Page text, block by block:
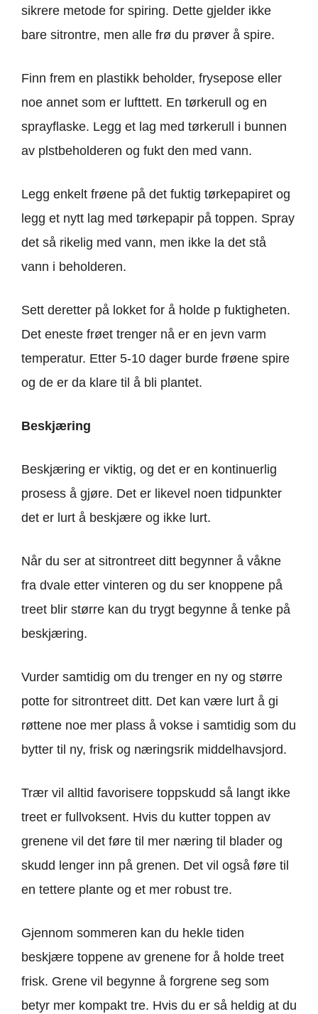
sikrere metode for spiring. Dette gjelder ikke
bare sitrontre, men alle frø du prøver å spire.
Finn frem en plastikk beholder, frysepose eller
noe annet som er lufttett. En tørkerull og en
sprayflaske. Legg et lag med tørkerull i bunnen
av plstbeholderen og fukt den med vann.
Legg enkelt frøene på det fuktig tørkepapiret og
legg et nytt lag med tørkepapir på toppen. Spray
det så rikelig med vann, men ikke la det stå
vann i beholderen.
Sett deretter på lokket for å holde p fuktigheten.
Det eneste frøet trenger nå er en jevn varm
temperatur. Etter 5-10 dager burde frøene spire
og de er da klare til å bli plantet.
Beskjæring
Beskjæring er viktig, og det er en kontinuerlig
prosess å gjøre. Det er likevel noen tidpunkter
det er lurt å beskjære og ikke lurt.
Når du ser at sitrontreet ditt begynner å våkne
fra dvale etter vinteren og du ser knoppene på
treet blir større kan du trygt begynne å tenke på
beskjæring.
Vurder samtidig om du trenger en ny og større
potte for sitrontreet ditt. Det kan være lurt å gi
røttene noe mer plass å vokse i samtidig som du
bytter til ny, frisk og næringsrik middelhavsjord.
Trær vil alltid favorisere toppskudd så langt ikke
treet er fullvoksent. Hvis du kutter toppen av
grenene vil det føre til mer næring til blader og
skudd lenger inn på grenen. Det vil også føre til
en tettere plante og et mer robust tre.
Gjennom sommeren kan du hekle tiden
beskjære toppene av grenene for å holde treet
frisk. Grene vil begynne å forgrene seg som
betyr mer kompakt tre. Hvis du er så heldig at du